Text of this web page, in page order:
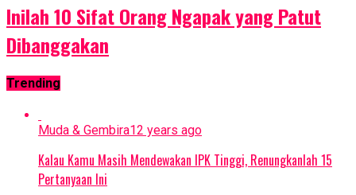
Inilah 10 Sifat Orang Ngapak yang Patut
Dibanggakan
Trending
Muda & Gembira12 years ago
Kalau Kamu Masih Mendewakan IPK Tinggi, Renungkanlah 15
Pertanyaan Ini